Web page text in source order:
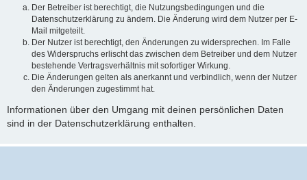
Der Betreiber ist berechtigt, die Nutzungsbedingungen und die
Datenschutzerklärung zu ändern. Die Änderung wird dem Nutzer per E-
Mail mitgeteilt.
Der Nutzer ist berechtigt, den Änderungen zu widersprechen. Im Falle
des Widerspruchs erlischt das zwischen dem Betreiber und dem Nutzer
bestehende Vertragsverhältnis mit sofortiger Wirkung.
Die Änderungen gelten als anerkannt und verbindlich, wenn der Nutzer
den Änderungen zugestimmt hat.
Informationen über den Umgang mit deinen persönlichen Daten
sind in der Datenschutzerklärung enthalten.